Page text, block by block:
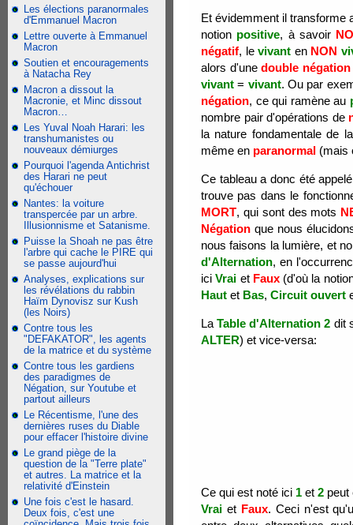
Les élections paranormales
d'Emmanuel Macron
Lettre ouverte à Emmanuel
Macron
Soutien et encouragements
à Natacha Rey
Macron a dissout la
Macronie, et Minc dissout
Macron…
Les Yuval Noah Harari: les
transhumanistes ou
nouveaux démiurges
Pourquoi l'agenda Antichrist
des Harari ne peut
qu'échouer
Nantes: la voiture
transpercée par un arbre.
Illusionnisme et Satanisme.
Puisse la Shoah ne pas être
l'arbre qui cache le PIRE qui
se passe aujourd'hui
Analyses, explications sur
les révélations du rabbin
Haïm Dynovisz sur Kush
(les Noirs)
Contre tous les
"DEFAKATOR", les agents
de la matrice et du système
Contre tous les gardiens
des paradigmes de
Négation, sur Youtube et
partout ailleurs
Le Récentisme, l'une des
dernières ruses du Diable
pour effacer l'histoire divine
Le grand piège de la
question de la "Terre plate"
et autres. La matrice et la
relativité d'Einstein
Une fois c'est le hasard.
Deux fois, c'est une
Et évidemment il transforme
notion positive, à savoir
négatif, le vivant en NON
alors d'unedouble négation
vivant = vivant. Ou par
négation, ce qui ramène au
nombre pair d'opérations de
la nature fondamentale de
même en paranormal (mais
Ce tableau a donc été
trouve pas dans le
MORT, qui sont des mots
Négation que nous
nous faisons la lumière, et
d'Alternation, en
iciVrai et Faux(d'où la
Haut et Bas, Circuit ouvert
LaTable d'Alternation 2 dit
ALTER) et vice-versa:
Ce qui est noté ici 1 et2 peut
Vrai et Faux. Ceci n'est